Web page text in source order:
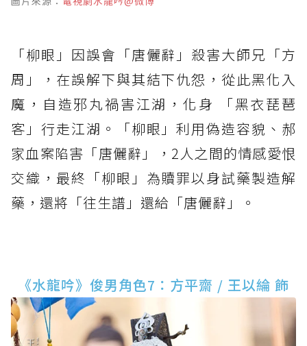
「柳眼」因誤會「唐儷辭」殺害大師兄「方
周」，在誤解下與其結下仇怨，從此黑化入
魔，自造邪丸禍害江湖，化身 「黑衣琵琶
客」行走江湖。「柳眼」利用偽造容貌、郝
家血案陷害「唐儷辭」，2人之間的情感愛恨
交織，最終「柳眼」為贖罪以身試藥製造解
藥，還將「往生譜」還給「唐儷辭」。
《水龍吟》俊男角色7：方平齋 / 王以綸 飾